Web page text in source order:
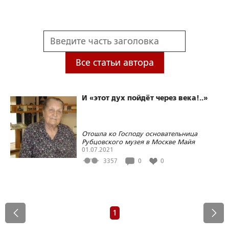
Все статьи автора
И «этот дух пойдёт через века!..»
Отошла ко Господу основательница
Рубцовского музея в Москве Майя
Андреевна Полётова
01.07.2021
3357
0 0
1